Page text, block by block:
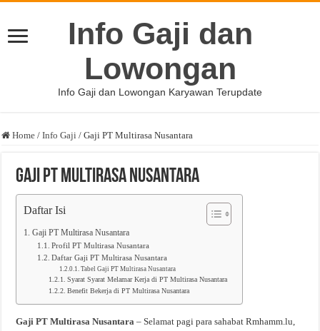
Info Gaji dan
Lowongan
Info Gaji dan Lowongan Karyawan Terupdate
Home / Info Gaji / Gaji PT Multirasa Nusantara
Gaji PT Multirasa Nusantara
Daftar Isi
Gaji PT Multirasa Nusantara
Profil PT Multirasa Nusantara
Daftar Gaji PT Multirasa Nusantara
Tabel Gaji PT Multirasa Nusantara
Syarat Syarat Melamar Kerja di PT Multirasa Nusantara
Benefit Bekerja di PT Multirasa Nusantara
Gaji PT Multirasa Nusantara – Selamat pagi para sahabat Rmhamm.lu,